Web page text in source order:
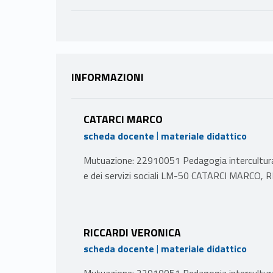
INFORMAZIONI
CATARCI MARCO
scheda docente | materiale didattico
Mutuazione: 22910051 Pedagogia
e dei servizi sociali LM-50 CATARCI MARCO,
Introduzione alla pedagogia interculturale e
L’educazione interculturale nella scuola e
RICCARDI VERONICA
scheda docente | materiale didattico